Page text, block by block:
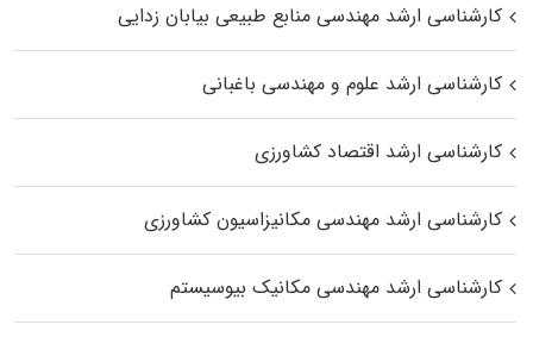
کارشناسی ارشد مهندسی منابع طبیعی بیابان زدایی
کارشناسی ارشد علوم و مهندسی باغبانی
کارشناسی ارشد اقتصاد کشاورزی
کارشناسی ارشد مهندسی مکانیزاسیون کشاورزی
کارشناسی ارشد مهندسی مکانیک بیوسیستم